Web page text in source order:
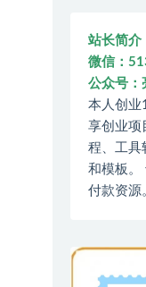
站长简介
微信：
公众号：
本人创业
享创业项
程、工具
和模板。
付款资源